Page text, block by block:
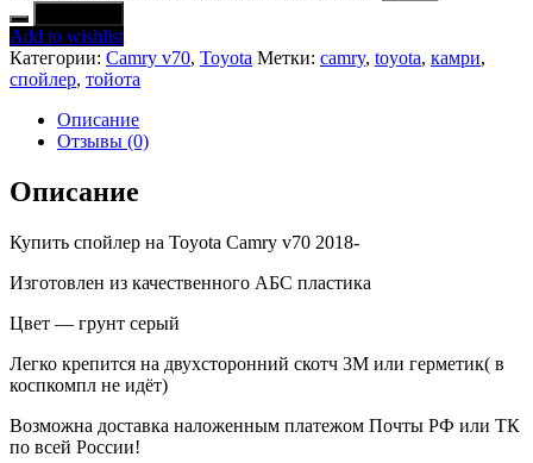
Add to wishlist
Категории: Camry v70, Toyota Метки: camry, toyota, камри,
спойлер, тойота
Описание
Отзывы (0)
Описание
Купить спойлер на Toyota Camry v70 2018-
Изготовлен из качественного АБС пластика
Цвет — грунт серый
Легко крепится на двухсторонний скотч 3М или герметик( в
коспкомпл не идёт)
Возможна доставка наложенным платежом Почты РФ или ТК
по всей России!